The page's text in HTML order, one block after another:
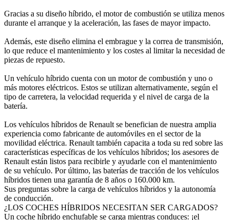
Gracias a su diseño híbrido, el motor de combustión se utiliza menos
durante el arranque y la aceleración, las fases de mayor impacto.
Además, este diseño elimina el embrague y la correa de transmisión,
lo que reduce el mantenimiento y los costes al limitar la necesidad de
piezas de repuesto.
Un vehículo híbrido cuenta con un motor de combustión y uno o
más motores eléctricos. Estos se utilizan alternativamente, según el
tipo de carretera, la velocidad requerida y el nivel de carga de la
batería.
Los vehículos híbridos de Renault se benefician de nuestra amplia
experiencia como fabricante de automóviles en el sector de la
movilidad eléctrica. Renault también capacita a toda su red sobre las
características específicas de los vehículos híbridos; los asesores de
Renault están listos para recibirle y ayudarle con el mantenimiento
de su vehículo. Por último, las baterías de tracción de los vehículos
híbridos tienen una garantía de 8 años o 160.000 km.
Sus preguntas sobre la carga de vehículos híbridos y la autonomía
de conducción.
¿LOS COCHES HÍBRIDOS NECESITAN SER CARGADOS?
Un coche híbrido enchufable se carga mientras conduces: ¡el